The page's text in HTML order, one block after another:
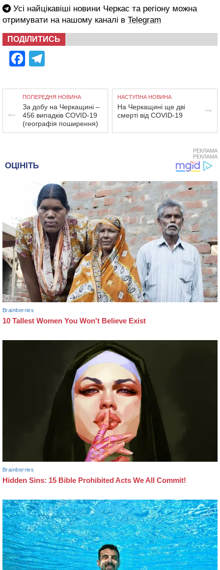
Усі найцікавіші новини Черкас та регіону можна
отримувати на нашому каналі в Telegram
ПОДІЛИТИСЬ
Facebook
ПОПЕРЕДНЯ НОВИНА
За добу на Черкащині –
456 випадків COVID-19
(географія поширення)
НАСТУПНА НОВИНА
На Черкащині ще дві
смерті від COVID-19
РЕКЛАМА
РЕКЛАМА